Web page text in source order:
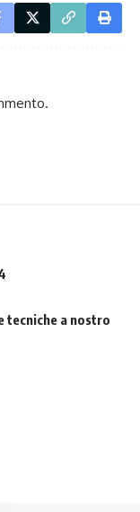
tecniche a nostro